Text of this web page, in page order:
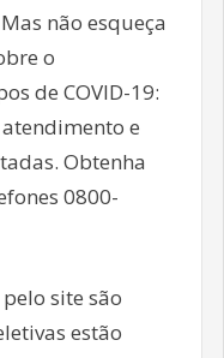
não esqueça
o
de COVID-19:
e
Obtenha
0800-
site são
estão